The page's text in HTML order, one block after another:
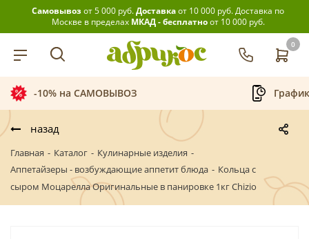
Самовывозот 5 000 руб.Доставкаот 10 000 руб.Доставка по
Москве в пределах МКАД - бесплатноот 10 000 руб.
0
-10% на САМОВЫВОЗ
назад
Главная - Каталог - Кулинарные изделия -
Аппетайзеры - возбуждающие аппетит блюда - Кольца с
сыром Моцарелла Оригинальные в панировке 1кг Chizio